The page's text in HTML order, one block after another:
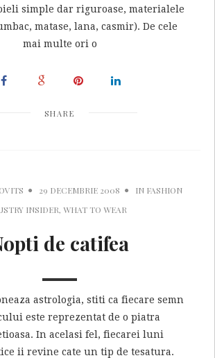
simple dar riguroase, materialele
matase, lana, casmir). De cele
mai multe ori o
SHARE
29 DECEMBRIE 2008 IN FASHION
INSIDER, WHAT TO WEAR
de catifea
astrologia, stiti ca fiecare semn
este reprezentat de o piatra
In acelasi fel, fiecarei luni
ii revine cate un tip de tesatura.